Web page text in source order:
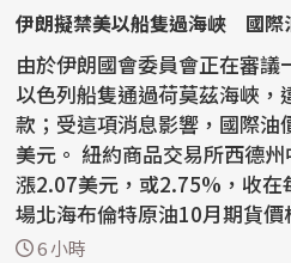
伊朗擬禁美以船隻過海峽 國際
由於伊朗國會委員會正在審
以色列船隻通過荷莫茲海峽
款；受這項消息影響，國際油
美元。 紐約商品交易所西德州中級原油9月期貨價格上
漲2.07美元，或2.75%，收在每
場北海布倫特原油10月期貨
3%，...
6 小時